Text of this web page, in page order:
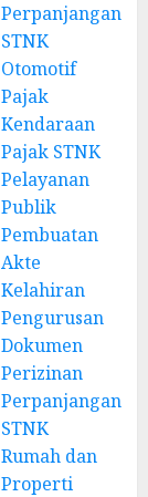
Perpanjangan
STNK
Otomotif
Pajak
Kendaraan
Pajak STNK
Pelayanan
Publik
Pembuatan
Akte
Kelahiran
Pengurusan
Dokumen
Perizinan
Perpanjangan
STNK
Rumah dan
Properti